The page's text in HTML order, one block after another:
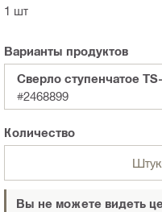
1 шт
Варианты продуктов
Сверло ступенчатое
#2468899
Количество
Вы не можете видеть